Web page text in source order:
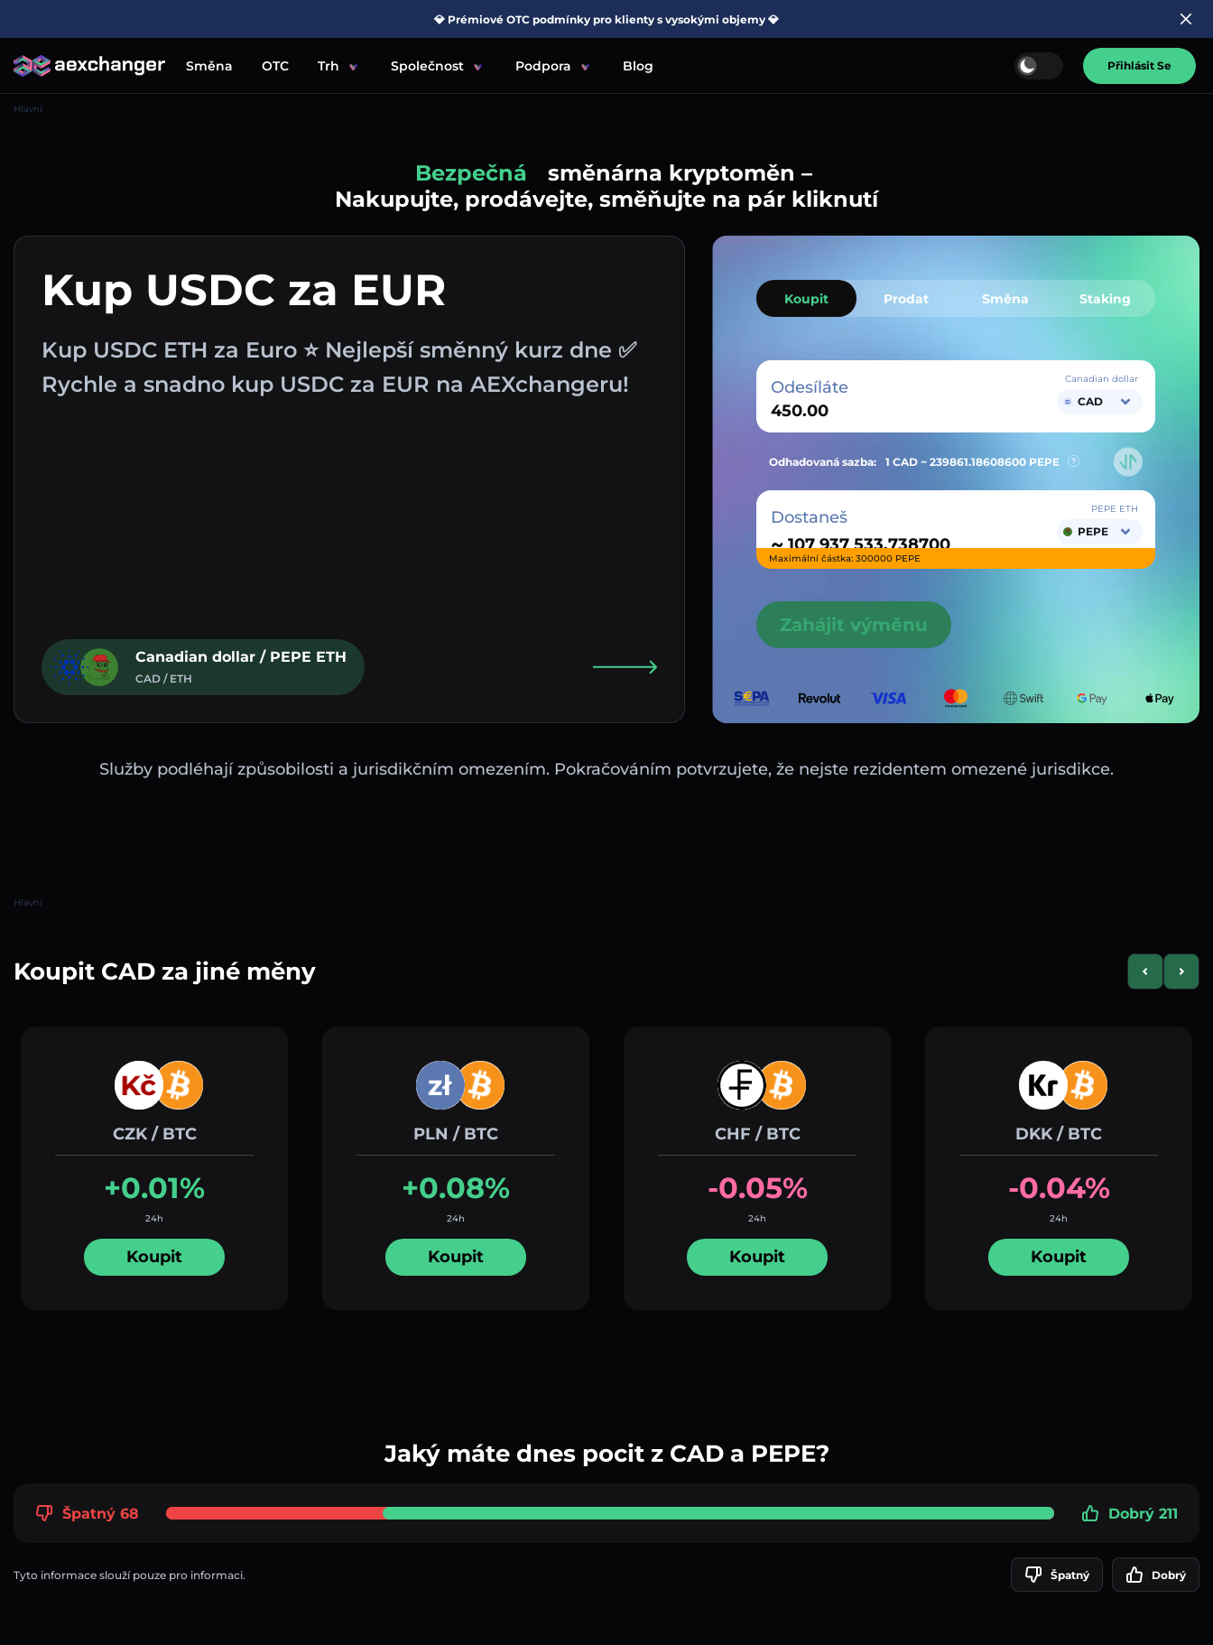
💎 Prémiové OTC podmínky pro klienty s vysokými objemy 💎
Směna OTC Trh Společnost Podpora Blog Přihlásit Se
Hlavní
Jednoduchá
směnárna kryptoměn –
Nakupujte, prodávejte, směňujte na pár kliknutí
Kup USDC za EUR
Kup USDC ETH za Euro ⭐ Nejlepší směnný kurz dne ✅
Rychle a snadno kup USDC za EUR na AEXchangeru!
Canadian dollar / PEPE ETH
CAD / ETH
Koupit Prodat Směna Staking
Odesíláte Canadian dollar
CAD
Odhadovaná sazba: 1 CAD ~ 239861.18608600 PEPE
Dostaneš
~
PEPE ETH
PEPE
Maximální částka: 300000 PEPE
Zahájit výměnu
Služby podléhají způsobilosti a jurisdikčním omezením. Pokračováním potvrzujete, že nejste rezidentem omezené jurisdikce.
Hlavní
Koupit CAD za jiné měny PreviousNext
CZK / BTC
+0.01%
24h
Koupit
PLN / BTC
+0.08%
24h
Koupit
CHF / BTC
-0.05%
24h
Koupit
DKK / BTC
-0.04%
24h
Koupit
Jaký máte dnes pocit z CAD a PEPE?
Špatný 68 Dobrý 211
Tyto informace slouží pouze pro informaci. Špatný Dobrý